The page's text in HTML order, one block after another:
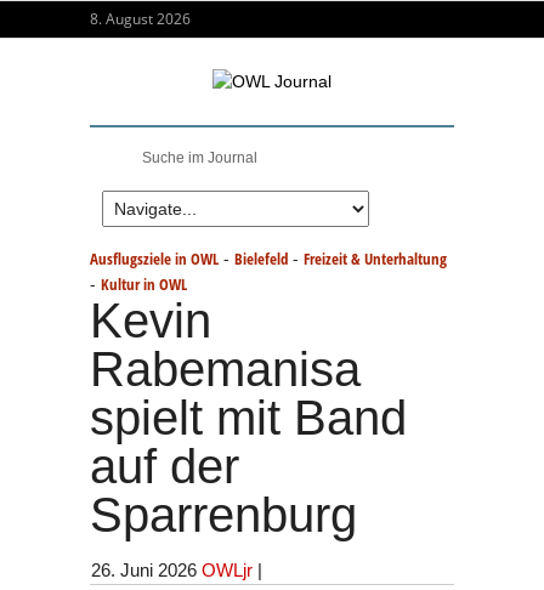
8. August 2026
Ausflugsziele in OWL - Bielefeld - Freizeit & Unterhaltung
- Kultur in OWL
Kevin
Rabemanisa
spielt mit Band
auf der
Sparrenburg
26. Juni 2026 OWLjr |